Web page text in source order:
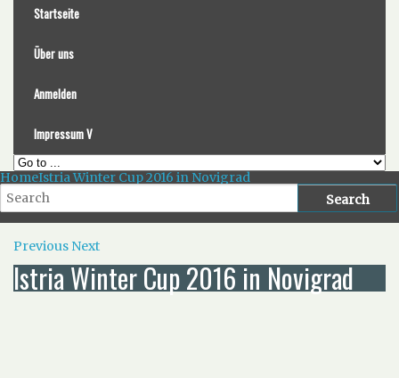
Über uns
Anmelden
Impressum V
Startseite
Über uns
Anmelden
Impressum V
HomeIstria Winter Cup 2016 in Novigrad
Previous Next
Istria Winter Cup 2016 in Novigrad